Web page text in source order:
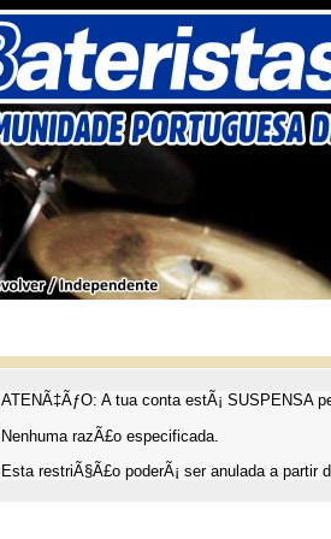
ATENÃ‡ÃƒO: A tua conta estÃ¡ SUSPENSA
Nenhuma razÃ£o especificada.
Esta restriÃ§Ã£o poderÃ¡ ser anulada a partir